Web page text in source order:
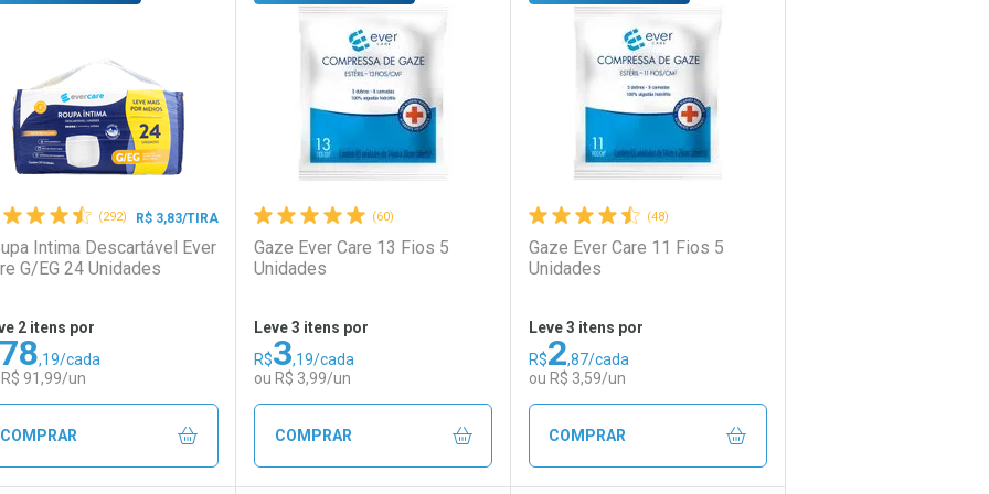
Ativar Desconto
Comprar sem Desconto
Comprar sem Desconto
Laboratório
Ativar Desconto
Comprar sem Desconto
Por Menos
Comprar sem Desconto
Laboratório
Ativar Desconto
Comprar sem Desconto
Por Menos
Comprar sem Desconto
(292) R$ 3,83/TIRA
Intima Descartável Ever
G/EG 24 Unidades
2 itens por
78,19/cada
91,99/un
COMPRAR
(60)
Gaze Ever Care 13 Fios 5
Unidades
Leve 3 itens por
R$3,19/cada
ou R$ 3,99/un
COMPRAR
(48)
Gaze Ever Care 11 Fios 5
Unidades
Leve 3 itens por
R$2,87/cada
ou R$ 3,59/un
COMPRAR